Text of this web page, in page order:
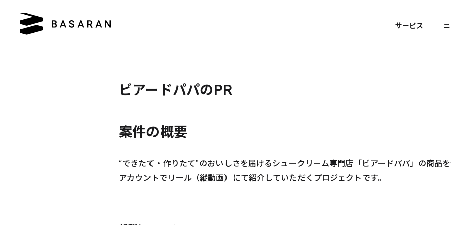
サービス
ビアードパパのPR
案件の概要
“できたて・作りたて”のおいしさを届けるシュークリーム専門店「ビアードパパ」の商品
アカウントでリール（縦動画）にて紹介していただくプロジェクトです。